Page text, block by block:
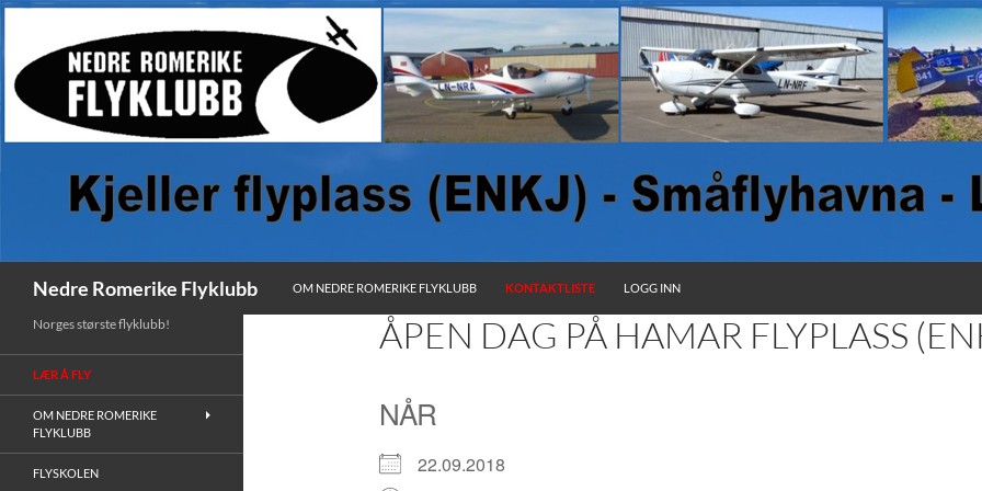
Nedre Romerike Flyklubb
OM NEDRE ROMERIKE FLYKLUBB
KONTAKTLISTE LOGG INN
ÅPEN DAG PÅ HAMAR FLYPLASS
NÅR
22.09.2018
Norges største flyklubb!
LÆR Å FLY
OM NEDRE ROMERIKE
FLYKLUBB
FLYSKOLEN